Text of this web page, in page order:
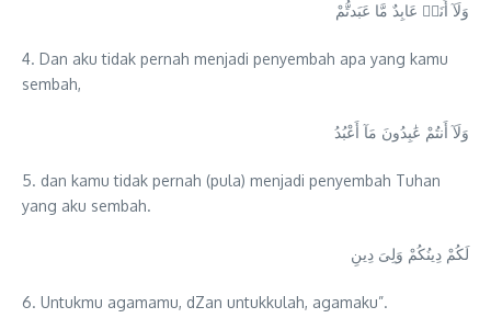
وَلَآ أَنَا۠ عَابِدٌ مَّا عَبَدتُّمْ
4. Dan aku tidak pernah menjadi penyembah apa yang kamu
sembah,
وَلَآ أَنتُمْ عَٰبِدُونَ مَآ أَعْبُدُ
5. dan kamu tidak pernah (pula) menjadi penyembah Tuhan
yang aku sembah.
لَكُمْ دِينُكُمْ وَلِىَ دِينِ
6. Untukmu agamamu, dZan untukkulah, agamaku”.